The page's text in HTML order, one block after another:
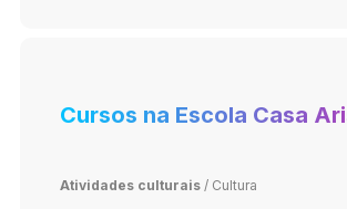
Cursos na Escola Casa
Atividades culturais/ Cultura